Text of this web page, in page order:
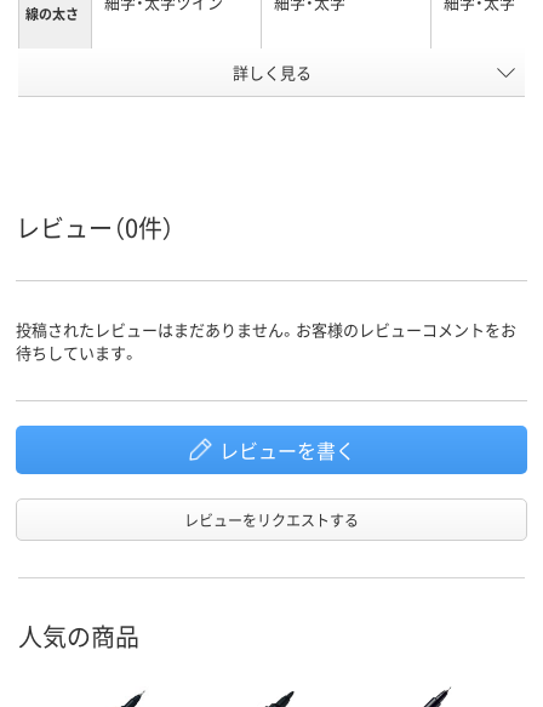
線の太さ
黒
インク種
類
コイピタインキ（油
性染料）
形状 ツイン ツイン ツイン
質量 26.1g 25.1g
商品環境
20 70
詳しく見る
レビュー（0件）
投稿されたレビューはまだありません。お客様のレビューコメントをお
待ちしています。
レビューを書く
レビューをリクエストする
人気の商品